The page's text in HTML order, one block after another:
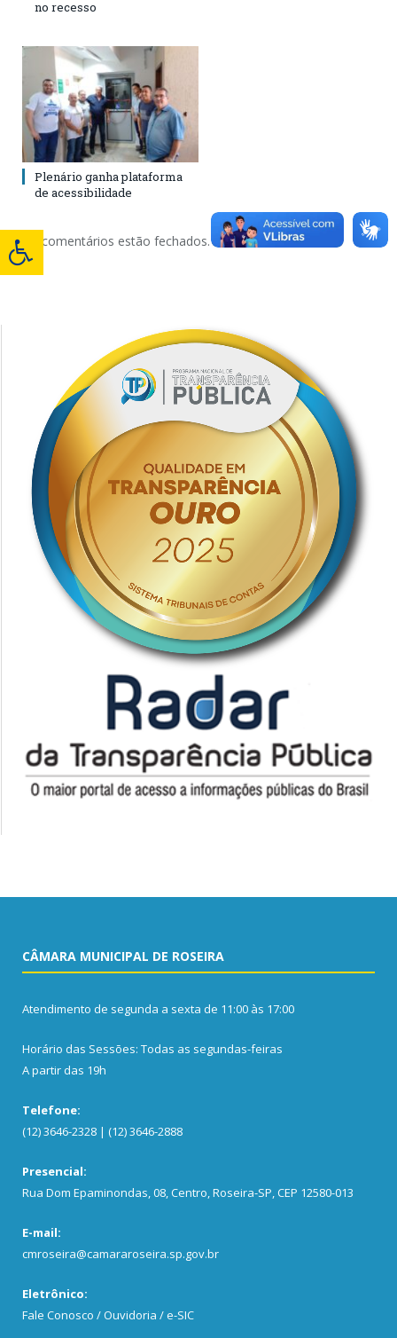
no recesso
Plenário ganha plataforma
de acessibilidade
Os comentários estão fechados.
CÂMARA MUNICIPAL DE ROSEIRA
Atendimento de segunda a sexta de 11:00 às 17:00
Horário das Sessões: Todas as segundas-feiras
A partir das 19h
Telefone:
(12) 3646-2328 | (12) 3646-2888
Presencial:
Rua Dom Epaminondas, 08, Centro, Roseira-SP, CEP 12580-013
E-mail:
cmroseira@camararoseira.sp.gov.br
Eletrônico:
Fale Conosco / Ouvidoria / e-SIC